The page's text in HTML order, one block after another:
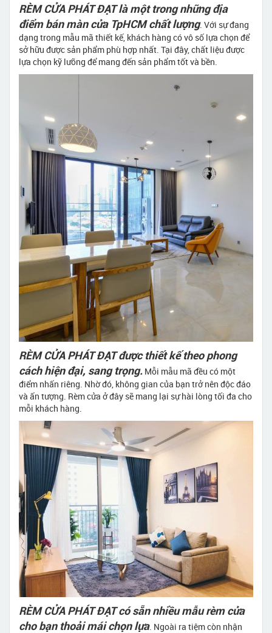
RÈM CỬA PHÁT ĐẠT là một trong những địa
điểm bán màn cửa TpHCM chất lượng. Với sự đang
dạng trong mẫu mã thiết kế, khách hàng có vô số lựa chọn để
sở hữu được sản phẩm phù hợp nhất. Tại đây, chất liệu được
lựa chọn kỹ lưỡng để mang đến sản phẩm tốt và bền.
RÈM CỬA PHÁT ĐẠT được thiết kế theo phong
cách hiện đại, sang trọng. Mỗi mẫu mã đều có một
điểm nhấn riêng. Nhờ đó, không gian của bạn trở nên độc đáo
và ấn tượng. Rèm cửa ở đây sẽ mang lại sự hài lòng tối đa cho
mỗi khách hàng.
RÈM CỬA PHÁT ĐẠT có sẵn nhiều mẫu rèm cửa
cho bạn thoải mái chọn lựa. Ngoài ra tiệm còn nhận